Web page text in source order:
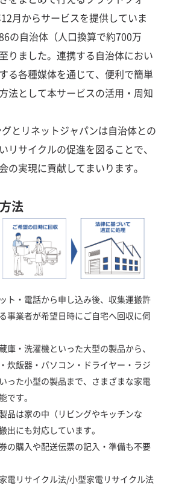
月からサービスを提供していま
の自治体（人口換算で約700万
りました。連携する自治体におい
る各種媒体を通じて、便利で簡単
法として本サービスの活用・周知
とリネットジャパンは自治体との
リサイクルの促進を図ることで、
の実現に貢献してまいります。
法
ト・電話から申し込み後、収集運搬許
事業者が希望日時にご自宅へ回収に伺
庫・洗濯機といった大型の製品から、
炊飯器・パソコン・ドライヤー・ラジ
った小型の製品まで、さまざまな家電
です。
品は家の中（リビングやキッチンな
出にも対応しています。
の購入や配送伝票の記入・準備も不要
電リサイクル法/小型家電リサイクル法